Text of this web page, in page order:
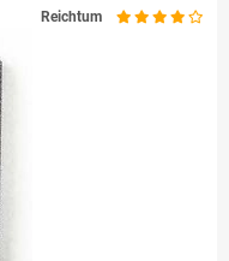
Reichtum